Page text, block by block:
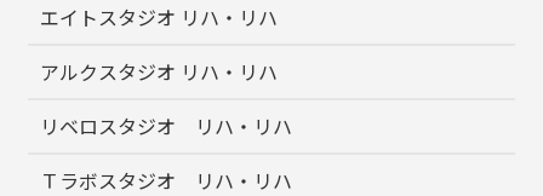
エイトスタジオ リハ・リハ
アルクスタジオ リハ・リハ
リベロスタジオ リハ・リハ
Ｔラボスタジオ リハ・リハ